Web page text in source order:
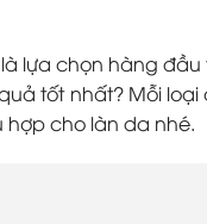
lựa chọn hàng
tốt nhất? Mỗi
cho làn da nhé.